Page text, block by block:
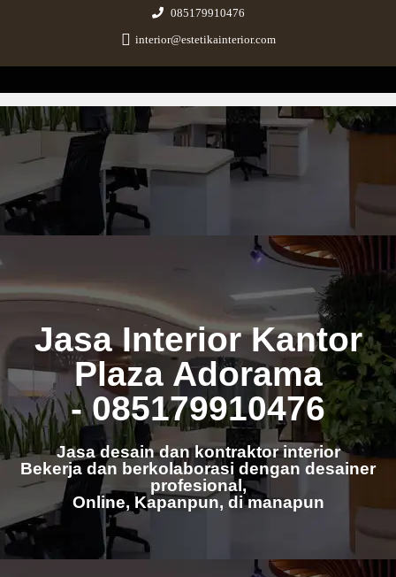
085179910476
interior@estetikainterior.com
Estetika Interior
Design & Build Consultant
Jasa Interior Kantor
Plaza Adorama
- 085179910476
Jasa desain dan kontraktor interior
Bekerja dan berkolaborasi dengan desainer
profesional,
Online, Kapanpun, di manapun